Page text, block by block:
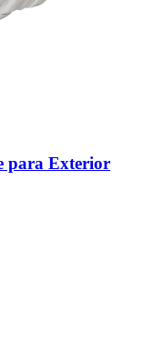
para Exterior